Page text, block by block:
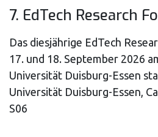
7. EdTech Research
Das diesjährige EdTech
17. und 18. September 2026
Universität Duisburg-Essen
Universität Duisburg-Essen,
S06